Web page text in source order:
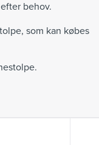
behov.
som kan købes